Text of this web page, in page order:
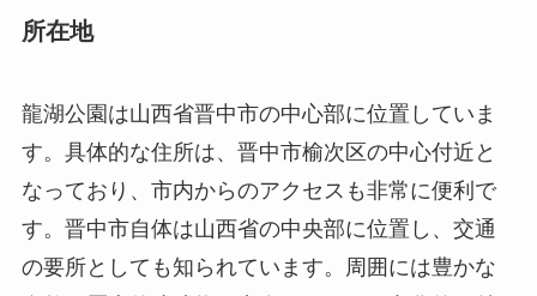
す。晋中市自体は山西省の中央部に位置し、交通
自然と歴史的建造物が点在しており、文化的な魅
力に溢れた地域です。
歴史と文化的背景